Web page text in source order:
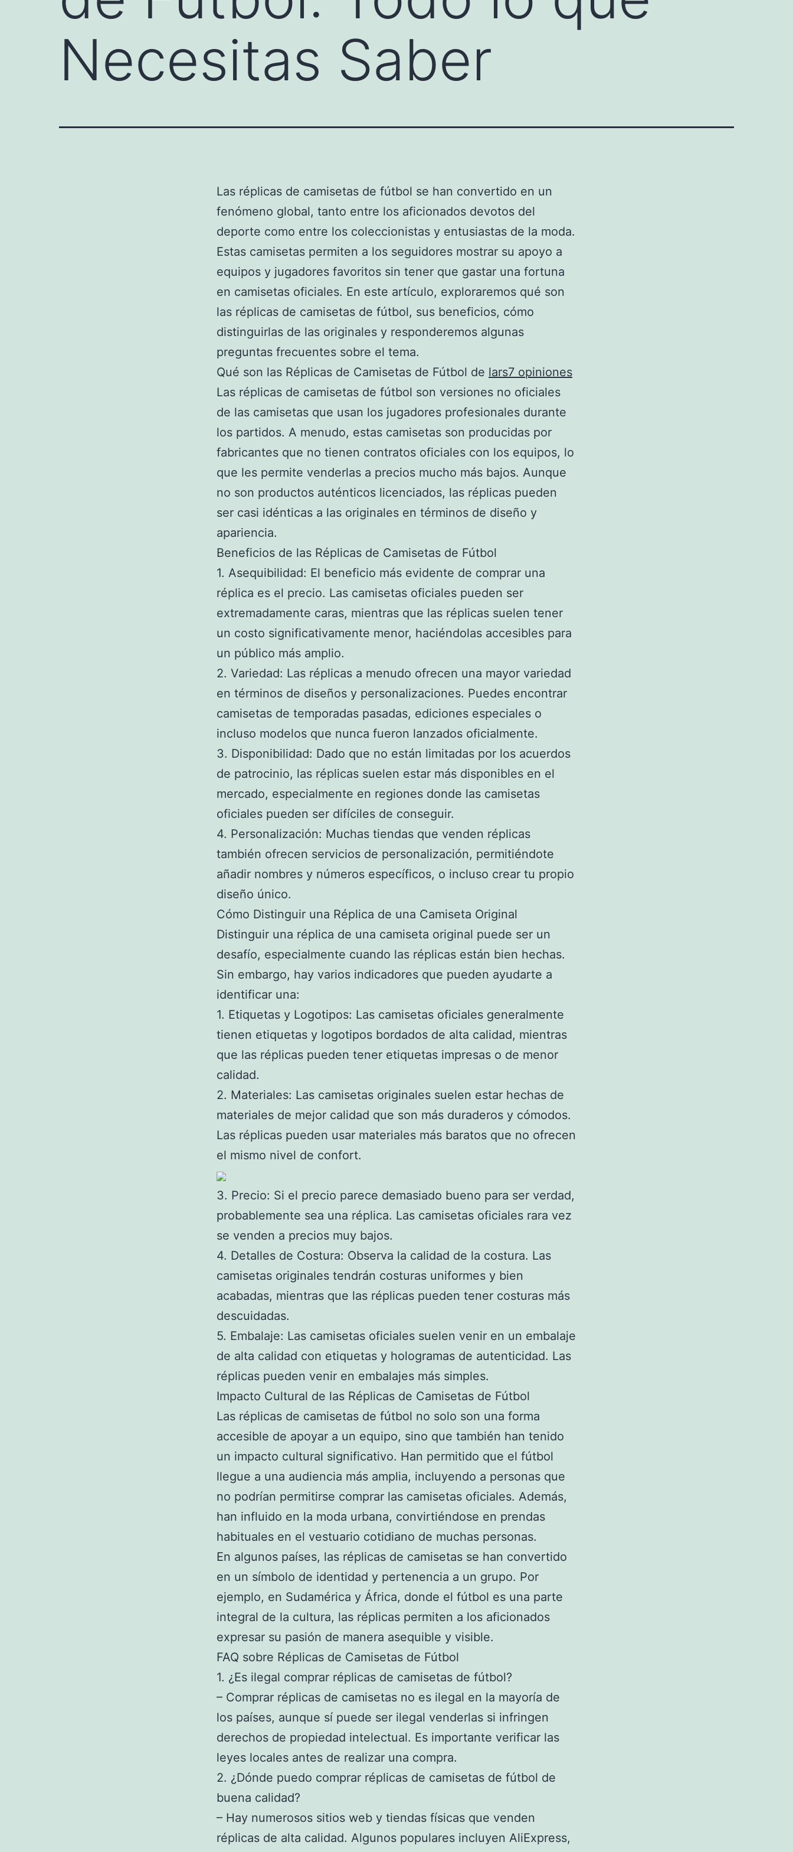
Necesitas Saber
Las réplicas de camisetas de fútbol se han convertido en un
fenómeno global, tanto entre los aficionados devotos del
deporte como entre los coleccionistas y entusiastas de la moda.
Estas camisetas permiten a los seguidores mostrar su apoyo a
equipos y jugadores favoritos sin tener que gastar una fortuna
en camisetas oficiales. En este artículo, exploraremos qué son
las réplicas de camisetas de fútbol, sus beneficios, cómo
distinguirlas de las originales y responderemos algunas
preguntas frecuentes sobre el tema.
Qué son las Réplicas de Camisetas de Fútbol de lars7 opiniones
Las réplicas de camisetas de fútbol son versiones no oficiales
de las camisetas que usan los jugadores profesionales durante
los partidos. A menudo, estas camisetas son producidas por
fabricantes que no tienen contratos oficiales con los equipos, lo
que les permite venderlas a precios mucho más bajos. Aunque
no son productos auténticos licenciados, las réplicas pueden
ser casi idénticas a las originales en términos de diseño y
apariencia.
Beneficios de las Réplicas de Camisetas de Fútbol
1. Asequibilidad: El beneficio más evidente de comprar una
réplica es el precio. Las camisetas oficiales pueden ser
extremadamente caras, mientras que las réplicas suelen tener
un costo significativamente menor, haciéndolas accesibles para
un público más amplio.
2. Variedad: Las réplicas a menudo ofrecen una mayor variedad
en términos de diseños y personalizaciones. Puedes encontrar
camisetas de temporadas pasadas, ediciones especiales o
incluso modelos que nunca fueron lanzados oficialmente.
3. Disponibilidad: Dado que no están limitadas por los acuerdos
de patrocinio, las réplicas suelen estar más disponibles en el
mercado, especialmente en regiones donde las camisetas
oficiales pueden ser difíciles de conseguir.
4. Personalización: Muchas tiendas que venden réplicas
también ofrecen servicios de personalización, permitiéndote
añadir nombres y números específicos, o incluso crear tu propio
diseño único.
Cómo Distinguir una Réplica de una Camiseta Original
Distinguir una réplica de una camiseta original puede ser un
desafío, especialmente cuando las réplicas están bien hechas.
Sin embargo, hay varios indicadores que pueden ayudarte a
identificar una:
1. Etiquetas y Logotipos: Las camisetas oficiales generalmente
tienen etiquetas y logotipos bordados de alta calidad, mientras
que las réplicas pueden tener etiquetas impresas o de menor
calidad.
2. Materiales: Las camisetas originales suelen estar hechas de
materiales de mejor calidad que son más duraderos y cómodos.
Las réplicas pueden usar materiales más baratos que no ofrecen
el mismo nivel de confort.
3. Precio: Si el precio parece demasiado bueno para ser verdad,
probablemente sea una réplica. Las camisetas oficiales rara vez
se venden a precios muy bajos.
4. Detalles de Costura: Observa la calidad de la costura. Las
camisetas originales tendrán costuras uniformes y bien
acabadas, mientras que las réplicas pueden tener costuras más
descuidadas.
5. Embalaje: Las camisetas oficiales suelen venir en un embalaje
de alta calidad con etiquetas y hologramas de autenticidad. Las
réplicas pueden venir en embalajes más simples.
Impacto Cultural de las Réplicas de Camisetas de Fútbol
Las réplicas de camisetas de fútbol no solo son una forma
accesible de apoyar a un equipo, sino que también han tenido
un impacto cultural significativo. Han permitido que el fútbol
llegue a una audiencia más amplia, incluyendo a personas que
no podrían permitirse comprar las camisetas oficiales. Además,
han influido en la moda urbana, convirtiéndose en prendas
habituales en el vestuario cotidiano de muchas personas.
En algunos países, las réplicas de camisetas se han convertido
en un símbolo de identidad y pertenencia a un grupo. Por
ejemplo, en Sudamérica y África, donde el fútbol es una parte
integral de la cultura, las réplicas permiten a los aficionados
expresar su pasión de manera asequible y visible.
FAQ sobre Réplicas de Camisetas de Fútbol
1. ¿Es ilegal comprar réplicas de camisetas de fútbol?
– Comprar réplicas de camisetas no es ilegal en la mayoría de
los países, aunque sí puede ser ilegal venderlas si infringen
derechos de propiedad intelectual. Es importante verificar las
leyes locales antes de realizar una compra.
2. ¿Dónde puedo comprar réplicas de camisetas de fútbol de
buena calidad?
– Hay numerosos sitios web y tiendas físicas que venden
réplicas de alta calidad. Algunos populares incluyen AliExpress,